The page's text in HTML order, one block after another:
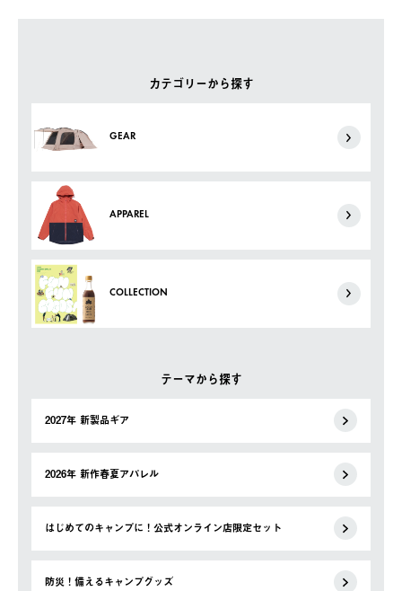
カテゴリーから探す
GEAR
APPAREL
COLLECTION
テーマから探す
2027年 新製品ギア
2026年 新作春夏アパレル
はじめてのキャンプに！公式オンライン店限定セット
防災！備えるキャンプグッズ